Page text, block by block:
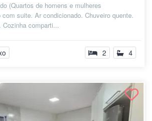
(Quartos de homens e mulheres
suite. Ar condicionado. Chuveiro quente.
Cozinha comparti...
2 4